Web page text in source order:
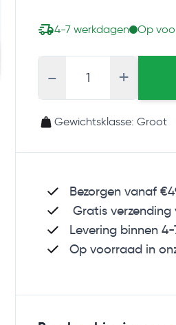
4-7 werkdagen Op
- +
Gewichtsklasse: Groot
Bezorgen vanaf
Gratis
Levering binnen
Op voorraad in